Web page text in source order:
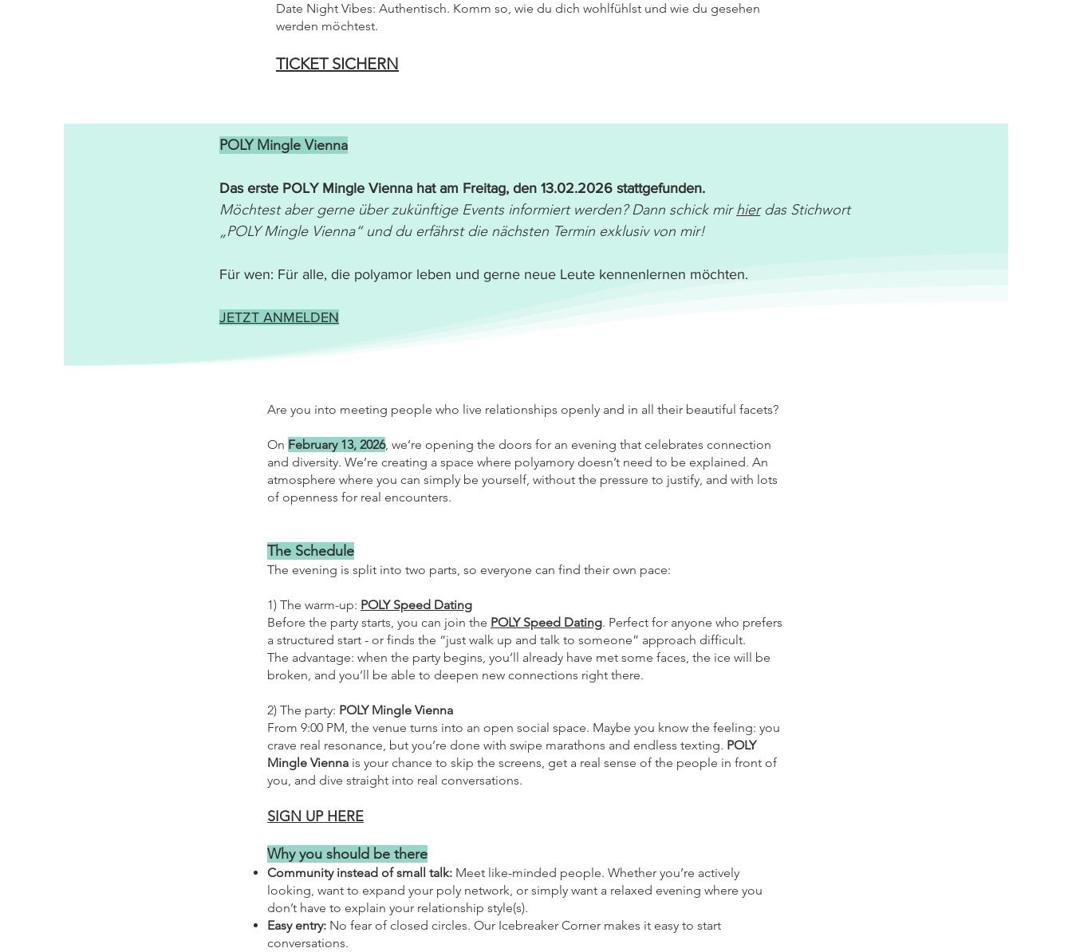
Date Night Vibes: Authentisch. Komm so, wie du dich wohlfühlst und wie du gesehen
werden möchtest.
TICKET SICHERN
POLY Mingle Vienna
Das erste POLY Mingle Vienna hat am Freitag, den 13.02.2026 stattgefunden.
Möchtest aber gerne über zukünftige Events informiert werden? Dann schick mirhierdas Stichwort
„POLY Mingle Vienna“ und du erfährst die nächsten Termin exklusiv von mir!
​Für wen: Für alle, die polyamor leben und gerne neue Leute kennenlernen möchten.
JETZT ANMELDEN
Are you into meeting people who live relationships openly and in all their beautiful facets?
On February 13, 2026, we’re opening the doors for an evening that celebrates connection
and diversity. We’re creating a space where polyamory doesn’t need to be explained. An
atmosphere where you can simply be yourself, without the pressure to justify, and with lots
of openness for real encounters.
The Schedule
The evening is split into two parts, so everyone can find their own pace:
1) The warm-up: POLY Speed Dating
Before the party starts, you can join the POLY Speed Dating. Perfect for anyone who prefers
a structured start - or finds the “just walk up and talk to someone” approach difficult.
The advantage: when the party begins, you’ll already have met some faces, the ice will be
broken, and you’ll be able to deepen new connections right there.
2) The party: POLY Mingle Vienna
From 9:00 PM, the venue turns into an open social space. Maybe you know the feeling: you
crave real resonance, but you’re done with swipe marathons and endless texting. POLY
Mingle Vienna is your chance to skip the screens, get a real sense of the people in front of
you, and dive straight into real conversations.
SIGN UP HERE
Why you should be there
Community instead of small talk: Meet like-minded people. Whether you’re actively
looking, want to expand your poly network, or simply want a relaxed evening where you
don’t have to explain your relationship style(s).
Easy entry: No fear of closed circles. Our Icebreaker Corner makes it easy to start
conversations.